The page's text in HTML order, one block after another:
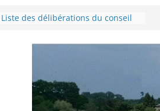
Liste des délibérations du conseil
municipal en date du 5/12/2024